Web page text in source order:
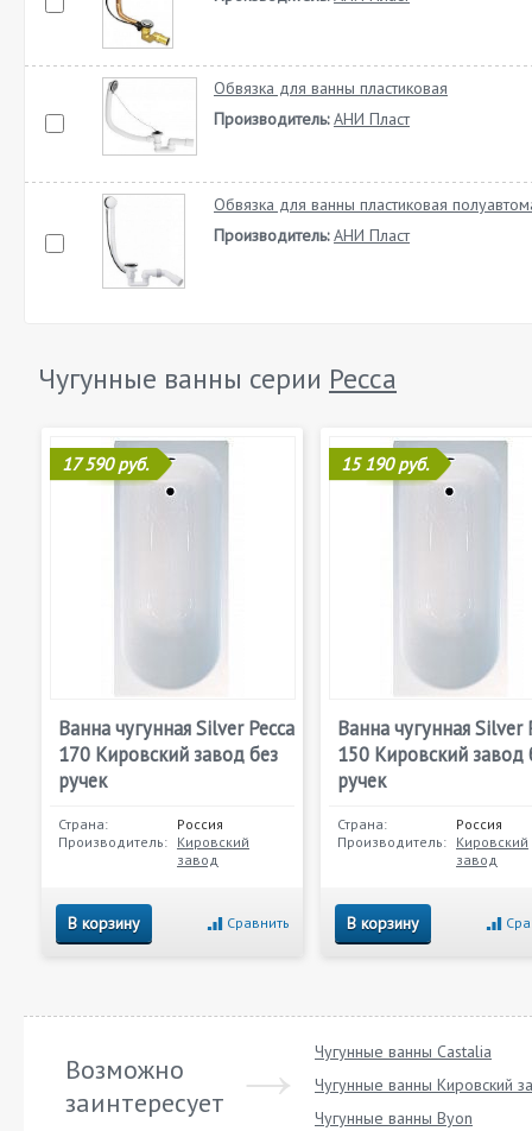
Обвязка для ванны пластиковая
Производитель: АНИ Пласт
Обвязка для ванны пластиковая
Производитель: АНИ Пласт
Чугунные ванны серии Ресса
17 590 руб.
Ванна чугунная Silver Ресса
170 Кировский завод без
ручек
Страна:
Россия
Производитель: Кировский
завод
В корзину Сравнить
15 190 руб.
Ванна чугунная Silver
150 Кировский завод
ручек
Страна:
Россия
Производитель: Кировский
завод
В корзину
Возможно
заинтересует
Чугунные ванны Castalia
Чугунные ванны Кировский
Чугунные ванны Byon